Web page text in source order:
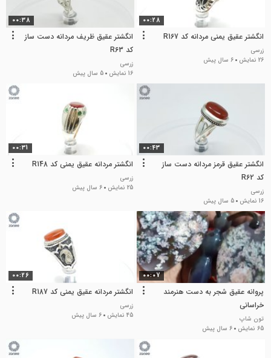
00:28
انگشتر عقیق یمنی مردانه کد R167
زرسی
26 نمایش
6 سال پیش
00:38
انگشتر عقیق ظریف مردانه دست ساز
کد R63
زرسی
16 نمایش
5 سال پیش
00:43
انگشتر عقیق قرمز مردانه دست ساز
کد R62
زرسی
16 نمایش
5 سال پیش
00:31
انگشتر مردانه عقیق یمنی کد R148
زرسی
25 نمایش
6 سال پیش
00:07
پروانه عقیق شجر به دست هنرمند
خراسانی
تون شاپ
65 نمایش
6 سال پیش
00:26
انگشتر مردانه عقیق یمنی کد R187
زرسی
45 نمایش
6 سال پیش